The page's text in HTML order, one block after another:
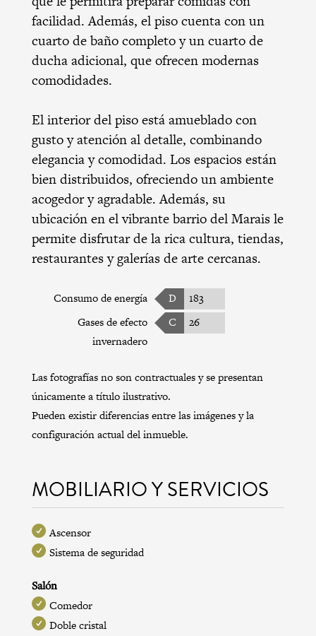
facilidad. Además, el piso cuenta con un
cuarto de baño completo y un cuarto de
ducha adicional, que ofrecen modernas
comodidades.
El interior del piso está amueblado con
gusto y atención al detalle, combinando
elegancia y comodidad. Los espacios están
bien distribuidos, ofreciendo un ambiente
acogedor y agradable. Además, su
ubicación en el vibrante barrio del Marais le
permite disfrutar de la rica cultura, tiendas,
restaurantes y galerías de arte cercanas.
Consumo de energía D
183
Gases de efecto
invernadero
C 26
Las fotografías no son contractuales y se presentan
únicamente a título ilustrativo.
Pueden existir diferencias entre las imágenes y la
configuración actual del inmueble.
MOBILIARIO Y SERVICIOS
Ascensor
Sistema de seguridad
Salón
Comedor
Doble cristal